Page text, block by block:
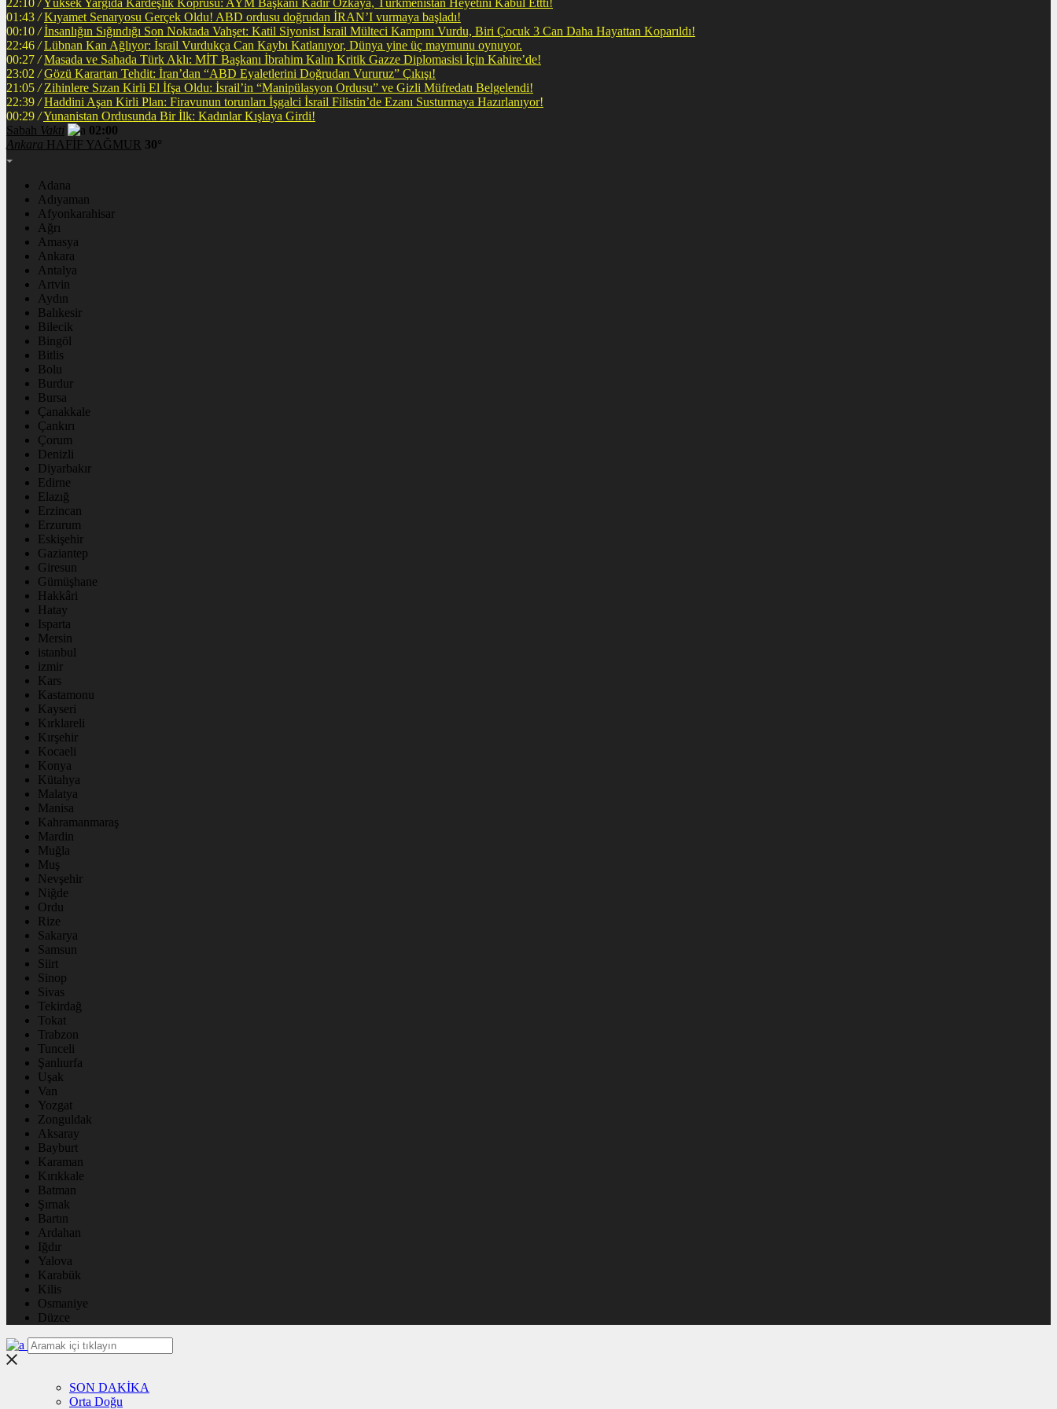
22:10 /Yüksek Yargıda Kardeşlik Köprüsü: AYM Başkanı Kadir Özkaya, Türkmenistan Heyetini Kabul Ettti!
01:43 / Kıyamet Senaryosu Gerçek Oldu! ABD ordusu doğrudan İRAN’I vurmaya başladı!
00:10 / İnsanlığın Sığındığı Son Noktada Vahşet: Katil Siyonist İsrail Mülteci Kampını Vurdu, Biri Çocuk 3 Can Daha Hayattan Koparıldı!
22:46 / Lübnan Kan Ağlıyor: İsrail Vurdukça Can Kaybı Katlanıyor, Dünya yine üç maymunu oynuyor.
00:27 / Masada ve Sahada Türk Aklı: MİT Başkanı İbrahim Kalın Kritik Gazze Diplomasisi İçin Kahire’de!
23:02 / Gözü Karartan Tehdit: İran’dan “ABD Eyaletlerini Doğrudan Vururuz” Çıkışı!
21:05 / Zihinlere Sızan Kirli El İfşa Oldu: İsrail’in “Manipülasyon Ordusu” ve Gizli Müfredatı Belgelendi!
22:39 / Haddini Aşan Kirli Plan: Firavunun torunları İşgalci İsrail Filistin’de Ezanı Susturmaya Hazırlanıyor!
00:29 /Yunanistan Ordusunda Bir İlk: Kadınlar Kışlaya Girdi!
Sabah Vakti
02:00
Ankara HAFİF YAĞMUR 30°
Adana
Adıyaman
Afyonkarahisar
Ağrı
Amasya
Ankara
Antalya
Artvin
Aydın
Balıkesir
Bilecik
Bingöl
Bitlis
Bolu
Burdur
Bursa
Çanakkale
Çankırı
Çorum
Denizli
Diyarbakır
Edirne
Elazığ
Erzincan
Erzurum
Eskişehir
Gaziantep
Giresun
Gümüşhane
Hakkâri
Hatay
Isparta
Mersin
istanbul
izmir
Kars
Kastamonu
Kayseri
Kırklareli
Kırşehir
Kocaeli
Konya
Kütahya
Malatya
Manisa
Kahramanmaraş
Mardin
Muğla
Muş
Nevşehir
Niğde
Ordu
Rize
Sakarya
Samsun
Siirt
Sinop
Sivas
Tekirdağ
Tokat
Trabzon
Tunceli
Şanlıurfa
Uşak
Van
Yozgat
Zonguldak
Aksaray
Bayburt
Karaman
Kırıkkale
Batman
Şırnak
Bartın
Ardahan
Iğdır
Yalova
Karabük
Kilis
Osmaniye
Düzce
SON DAKİKA
Orta Doğu